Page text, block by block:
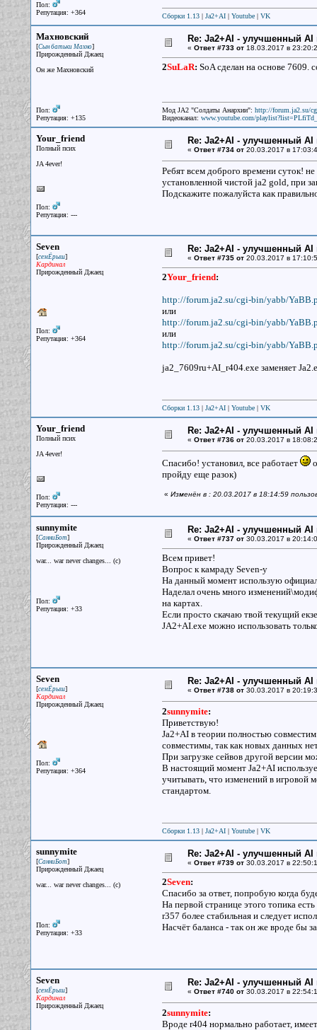
Пол:
Репутация: +364
Сборки 1.13| Ja2+AI| Youtube| VK
Махновский
[Сын батьки Махно]
Прирожденный Джаец
Он же Махновский
Пол:
Репутация: +135
Re: Ja2+AI - улучшенный AI
« Ответ #733 от18.03.2017 в
2SuLaR: SoA сделан на основе 7609.
Мод JA2 "Солдаты Анархии": http://forum.ja2.su/
Видеоканал: www.youtube.com/
Your_friend
Полный псих
JA 4ever!
Пол:
Репутация: ---
Re: Ja2+AI - улучшенный AI
« Ответ #734 от20.03.2017 в
Ребят всем доброго времени суток!
установленной чистой ja2 gold, при
Подскажите пожалуйста как
Seven
[семЁрыш]
Кардинал
Прирожденный Джаец
Пол:
Репутация: +364
Re: Ja2+AI - улучшенный AI
« Ответ #735 от20.03.2017 в
2Your_friend:
http://forum.ja2.su/cgi-bin/yabb/
или
http://forum.ja2.su/cgi-bin/yabb/
или
http://forum.ja2.su/cgi-bin/yabb/
ja2_7609ru+AI_r404.exe заменяет
Сборки 1.13| Ja2+AI| Youtube| VK
Your_friend
Полный псих
JA 4ever!
Пол:
Репутация: ---
Re: Ja2+AI - улучшенный AI
« Ответ #736 от20.03.2017 в
Спасибо! установил, все работает
пройду еще разок)
« Изменён в : 20.03.2017 в 18:14:59
sunnymite
[СанниБот]
Прирожденный Джаец
war... war never changes... (c)
Пол:
Репутация: +33
Re: Ja2+AI - улучшенный AI
« Ответ #737 от30.03.2017 в
Всем привет!
Вопрос к камраду Seven-y
На данный момент использую
Наделал очень много
на картах.
Если просто скачаю твой текущий
JA2+AI.ехе можно использовать
Seven
[семЁрыш]
Кардинал
Прирожденный Джаец
Пол:
Репутация: +364
Re: Ja2+AI - улучшенный AI
« Ответ #738 от30.03.2017 в
2sunnymite:
Приветствую!
Ja2+AI в теории полностью
совместимы, так как новых данных
При загрузке сейвов другой версии
В настоящий момент Ja2+AI
учитывать, что изменений в игровой
стандартом.
Сборки 1.13| Ja2+AI| Youtube| VK
sunnymite
[СанниБот]
Прирожденный Джаец
war... war never changes... (c)
Пол:
Репутация: +33
Re: Ja2+AI - улучшенный AI
« Ответ #739 от30.03.2017 в
2Seven:
Спасибо за ответ, попробую когда
На первой странице этого топика
r357 более стабильная и следует
Насчёт баланса - так он же вроде бы
Seven
[семЁрыш]
Кардинал
Прирожденный Джаец
Re: Ja2+AI - улучшенный AI
« Ответ #740 от30.03.2017 в
2sunnymite:
Вроде r404 нормально работает,